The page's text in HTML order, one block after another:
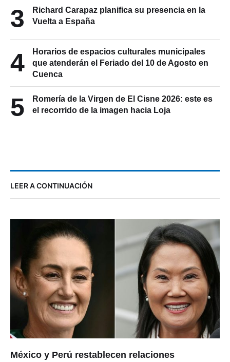
3
Richard Carapaz planifica su presencia en la
Vuelta a España
4
Horarios de espacios culturales municipales
que atenderán el Feriado del 10 de Agosto en
Cuenca
5
Romería de la Virgen de El Cisne 2026: este es
el recorrido de la imagen hacia Loja
LEER A CONTINUACIÓN
México y Perú restablecen relaciones